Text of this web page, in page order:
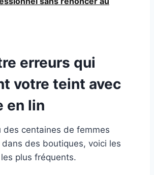
erreurs qui
votre teint avec
en lin
des centaines de femmes
des boutiques, voici les
plus fréquents.